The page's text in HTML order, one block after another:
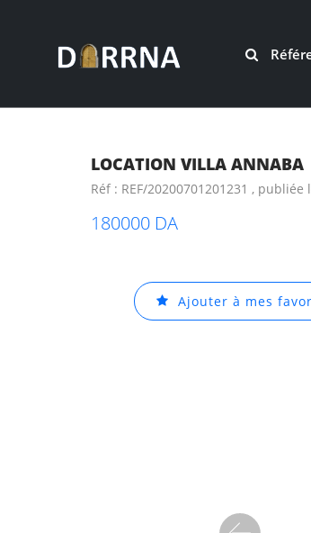
LOCATION VILLA ANNABA
Réf : REF/20200701201231 ,
180000 DA
Ajouter à mes